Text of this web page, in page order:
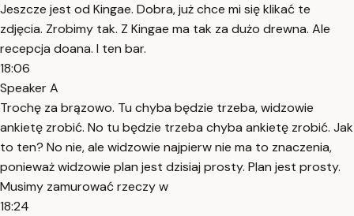
Jeszcze jest od Kingae. Dobra, już chce mi się klikać te
zdjęcia. Zrobimy tak. Z Kingae ma tak za dużo drewna. Ale
recepcja doana. I ten bar.
18:06
Speaker A
Trochę za brązowo. Tu chyba będzie trzeba, widzowie
ankietę zrobić. No tu będzie trzeba chyba ankietę zrobić. Jak
to ten? No nie, ale widzowie najpierw nie ma to znaczenia,
ponieważ widzowie plan jest dzisiaj prosty. Plan jest prosty.
Musimy zamurować rzeczy w
18:24